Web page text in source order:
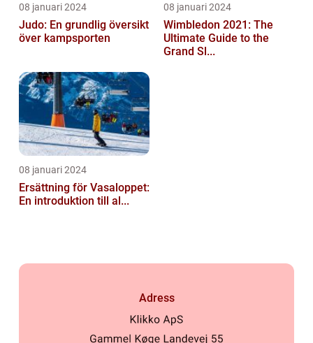
08 januari 2024
Judo: En grundlig översikt
över kampsporten
08 januari 2024
Wimbledon 2021: The
Ultimate Guide to the
Grand Sl...
08 januari 2024
Ersättning för Vasaloppet:
En introduktion till al...
Adress